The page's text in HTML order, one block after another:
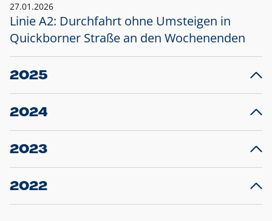
27.01.2026
Linie A2: Durchfahrt ohne Umsteigen in
Quickborner Straße an den Wochenenden
2025
23.12.2025
Projekt S5: Start der Bauarbeiten am
2024
10.12.2024
Großprojekt S5: Sperrung der Bahnstraße in
2023
20.12.2023
Schleswig-Holstein verlängert den
2022
22.12.2022